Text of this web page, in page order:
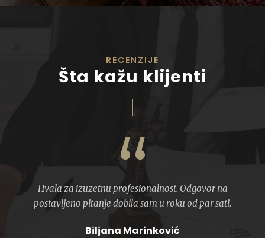
RECENZIJE
Šta kažu klijenti
“
Hvala za izuzetnu profesionalnost. Odgovor na
postavljeno pitanje dobila sam u roku od par sati.
Biljana Marinković